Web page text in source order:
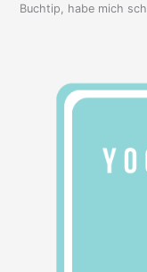
Buchtip, habe mich